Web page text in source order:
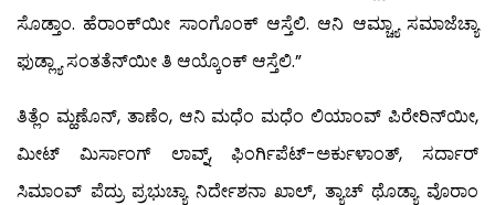
ಸೊಡ್ತಾಂ. ಹೆರಾಂಕ್‍ಯೀ ಸಾಂಗೊಂಕ್ ಆಸ್ತೆಲಿ. ಆನಿ ಆಮ್ಚ್ಯಾ ಸಮಾಜೆಚ್ಯಾ
ಫುಡ್ಲ್ಯಾ ಸಂತತೆನ್‍ಯೀ ತಿ ಆಯ್ಕೊಂಕ್ ಆಸ್ತೆಲಿ.”
ತಿತ್ಲೆಂ ಮ್ಹಣೊನ್, ತಾಣೆಂ, ಆನಿ ಮಧೆಂ ಮಧೆಂ ಲಿಯಾಂವ್ ಪಿರೇರಿನ್‍ಯೀ,
ಮೀಟ್ ಮಿರ್ಸಾಂಗ್ ಲಾವ್ನ್, ಫಿಂರ್ಗಿಪೆಟ್-ಅರ್ಕುಳಾಂತ್, ಸರ್ದಾರ್
ಸಿಮಾಂವ್ ಪೆದ್ರು ಪ್ರಭುಚ್ಯಾ ನಿರ್ದೇಶನಾ ಖಾಲ್, ತ್ಯಾಚ್ ಥೊಡ್ಯಾ ವೊರಾಂ